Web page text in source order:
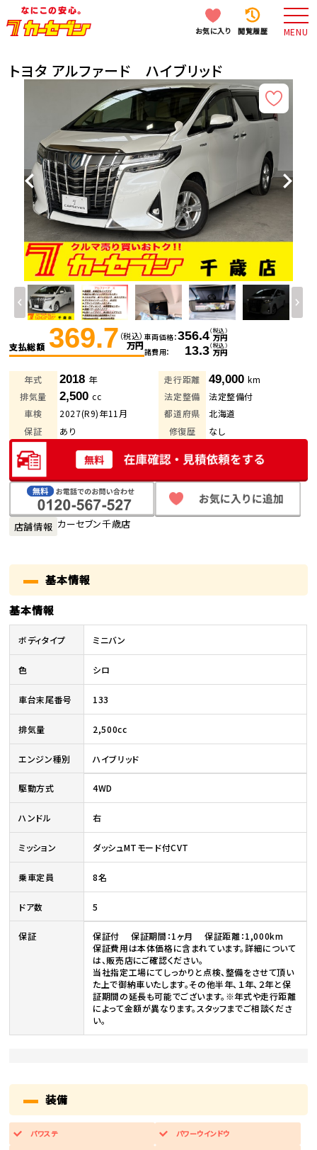
お気に入り 閲覧履歴 MENU
トヨタ アルファード ハイブリッド
支払総額 369.7 （税込）
万円
車両価格 356.4（税込）
万円
諸費用
13.3（税込）
万円
年式 2018 年 走行距離 49,000 km
排気量
2,500cc 法定整備
法定整備付
車検
2027(R9)年11月 都道府県
北海道
保証
あり 修復歴 なし
店舗情報 カーセブン千歳店
基本情報
基本情報
ボディタイプ ミニバン
色 シロ
車台末尾番号 133
排気量 2,500cc
エンジン種別 ハイブリッド
駆動方式 4WD
ハンドル 右
ミッション ダッシュMTモード付CVT
乗車定員 8名
ドア数 5
保証
保証付 保証期間：1ヶ月 保証距離：1,000km
保証費用は本体価格に含まれています。詳細について
は、販売店にご確認ください。
当社指定工場にてしっかりと点検、整備をさせて頂い
た上で御納車いたします。その他半年、１年、２年と保
証期間の延長も可能でございます。※年式や走行距離
によって金額が異なります。スタッフまでご相談くださ
い。
装備
パワステ パワーウインドウ